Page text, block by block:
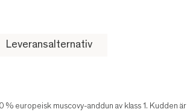
Leveransalternativ
europeisk muscovy-anddun av klass 1. Kudden är